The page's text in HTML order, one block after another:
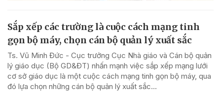
Sắp xếp các trường là cuộc cách mạng tinh
gọn bộ máy, chọn cán bộ quản lý xuất sắc
Ts. Vũ Minh Đức - Cục trưởng Cục Nhà giáo và Cán bộ quản
lý giáo dục (Bộ GD&ĐT) nhấn mạnh việc sắp xếp mạng lưới
cơ sở giáo dục là một cuộc cách mạng tinh gọn bộ máy, qua
đó lựa chọn những cán bộ quản lý xuất sắc...